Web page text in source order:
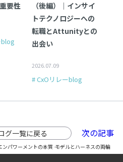
要性
blog
（後編）｜インサイ
トテクノロジーへの
転職とAttunityとの
出会い
2026.07.09
# CxOリレーblog
次の記事
グ一覧に戻る
パワーメントの本質 ―― モデルとハーネスの両輪